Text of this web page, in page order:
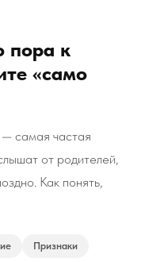
пора к
«само
самая частая
от родителей,
Как понять,
Признаки